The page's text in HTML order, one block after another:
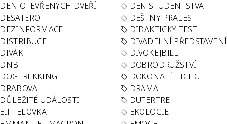
DEN OTEVŘENÝCH DVEŘÍ DEN STUDENTSTVA
DESATERO DEŠTNÝ PRALES
DEZINFORMACE DIDAKTICKÝ TEST
DISTRIBUCE DIVADELNÍ PŘEDSTAVENÍ
DIVÁK DIVOKEJBILL
DNB DOBRODRUŽSTVÍ
DOGTREKKING DOKONALÉ TICHO
DRABOVA DRAMA
DŮLEŽITÉ UDÁLOSTI DUTERTRE
EIFFELOVKA EKOLOGIE